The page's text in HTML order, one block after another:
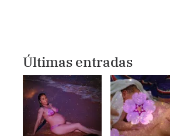
Últimas entradas